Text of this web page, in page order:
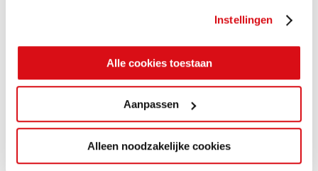
Instellingen
Alle cookies toestaan
Aanpassen
Alleen noodzakelijke cookies